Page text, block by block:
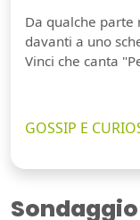
Da qualche parte
davanti a uno
Vinci che canta
GOSSIP E
Sondaggio